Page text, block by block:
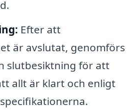
Efter att
är avslutat, genomförs
slutbesiktning för att
allt är klart och enligt